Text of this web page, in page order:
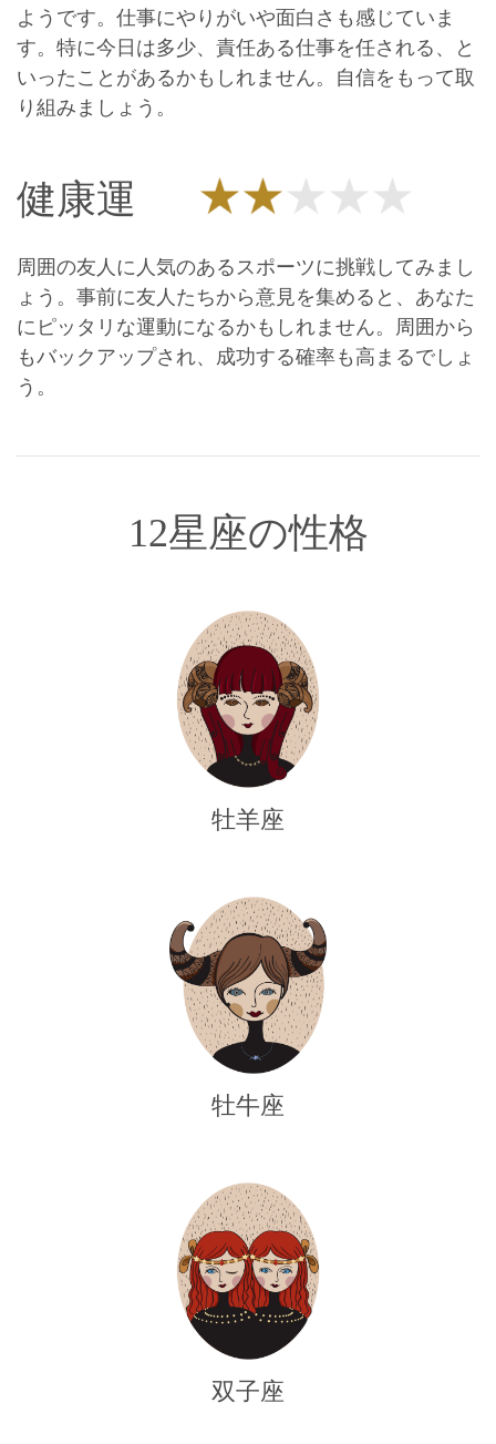
ようです。仕事にやりがいや面白さも感じていま
す。特に今日は多少、責任ある仕事を任される、と
いったことがあるかもしれません。自信をもって取
り組みましょう。
健康運
周囲の友人に人気のあるスポーツに挑戦してみまし
ょう。事前に友人たちから意見を集めると、あなた
にピッタリな運動になるかもしれません。周囲から
もバックアップされ、成功する確率も高まるでしょ
う。
12星座の性格
牡羊座
牡牛座
双子座